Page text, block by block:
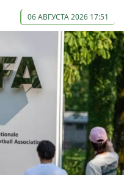
06 АВГУСТА 2026 17:51